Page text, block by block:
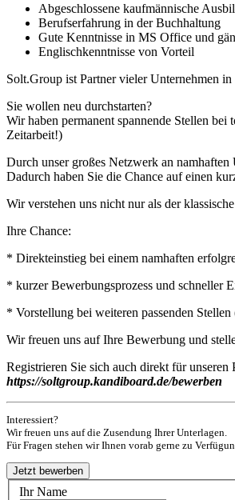
Abgeschlossene kaufmännische
Berufserfahrung in der Buchhaltung
Gute Kenntnisse in MS Office und
Englischkenntnisse von Vorteil
Solt.Group ist Partner vieler Unternehmen
Sie wollen neu durchstarten?
Wir haben permanent spannende Stellen
Zeitarbeit!)
Durch unser großes Netzwerk an
Dadurch haben Sie die Chance auf einen
Wir verstehen uns nicht nur als der
Ihre Chance:
* Direkteinstieg bei einem namhaften
* kurzer Bewerbungsprozess und schneller
* Vorstellung bei weiteren passenden
Wir freuen uns auf Ihre Bewerbung und
Registrieren Sie sich auch direkt für
https://soltgroup.kandiboard.de/bewerben
Interessiert?
Wir freuen uns auf die Zusendung Ihrer Unterlagen.
Für Fragen stehen wir Ihnen vorab gerne zu
Ihr Name